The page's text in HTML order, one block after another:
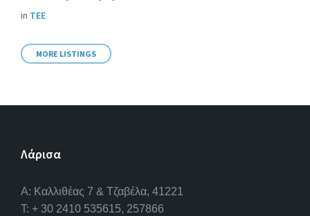
in ΤΕΕ
MORE LISTINGS
Λάρισα
A: Καλλιθέας 7 & Τζαβέλα, 41221
T: + 30 2410 535615, 257866